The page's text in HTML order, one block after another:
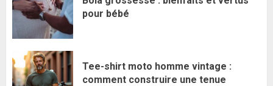
pour bébé
Tee-shirt moto homme vintage :
comment construire une tenue